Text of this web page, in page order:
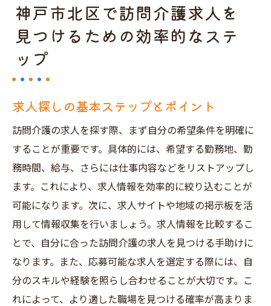
神戸市北区で訪問介護求人を
見つけるための効率的なステ
ップ
求人探しの基本ステップとポイント
訪問介護の求人を探す際、まず自分の希望条件を明確に
することが重要です。具体的には、希望する勤務地、勤
務時間、給与、さらには仕事内容などをリストアップし
ます。これにより、求人情報を効率的に絞り込むことが
可能になります。次に、求人サイトや地域の掲示板を活
用して情報収集を行いましょう。求人情報を比較するこ
とで、自分に合った訪問介護の求人を見つける手助けに
なります。また、応募可能な求人を選定する際には、自
分のスキルや経験を照らし合わせることが大切です。こ
れによって、より適した職場を見つける確率が高まりま